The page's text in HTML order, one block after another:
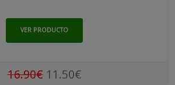
VER PRODUCTO
16.90€11.50€